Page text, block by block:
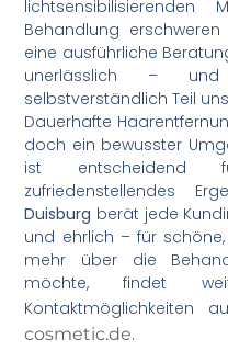
lichtsensibilisierenden
Behandlung
eine ausführliche
unerlässlich –
selbstverständlich Teil
Dauerhafte
doch ein bewusster
ist
zufriedenstellendes
Duisburg berät jede
und ehrlich – für
mehr über die
möchte, findet
Kontaktmöglichkeiten
cosmetic.de.